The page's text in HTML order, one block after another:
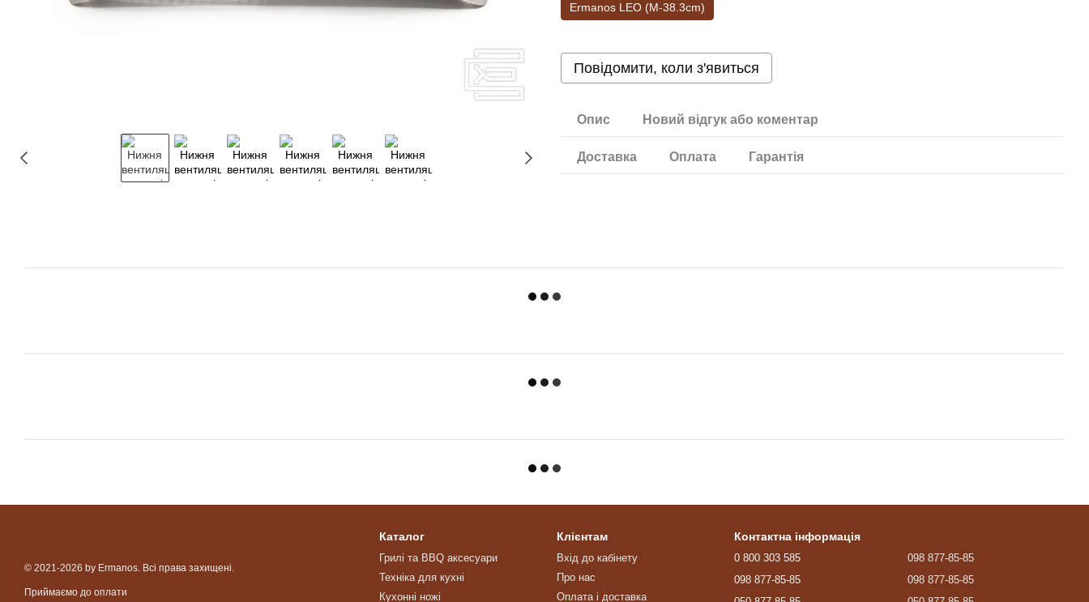
Ermanos LEO (M-38.3cm)
Повідомити, коли з'явиться
Опис Новий відгук або коментар
Доставка Оплата Гарантія
© 2021-2026 by Ermanos. Всі права захищені.
Приймаємо до оплати
Каталог
Грилі та BBQ аксесуари
Техніка для кухні
Кухонні ножі
Клієнтам
Вхід до кабінету
Про нас
Оплата і доставка
Контактна інформація
0 800 303 585
098 877-85-85
098 877-85-85
098 877-85-85